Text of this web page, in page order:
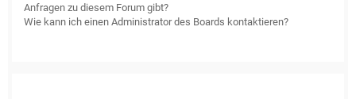
Anfragen zu diesem Forum gibt?
Wie kann ich einen Administrator des Boards kontaktieren?